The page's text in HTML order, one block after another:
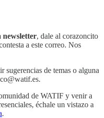
newsletter, dale al corazoncito
a este correo. Nos
sugerencias de temas o alguna
de WATIF y venir a
échale un vistazo a
.